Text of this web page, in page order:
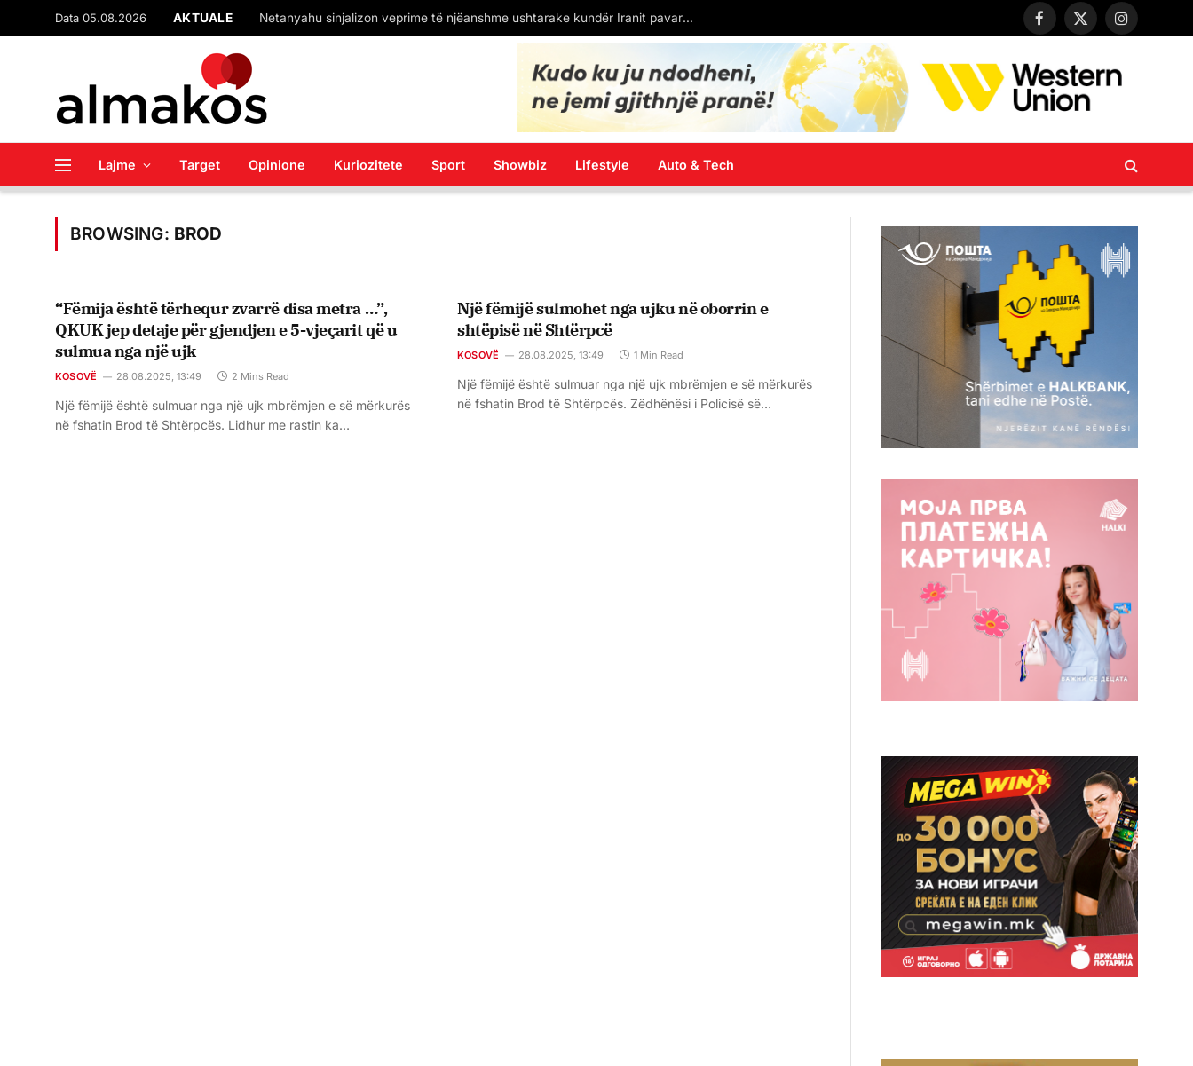
Data 05.08.2026
“U mbajt e fshehtë vdekja e turistes në Palasë”/ Policia e Vlorës reagon pas postimeve në rrjetet sociale: 33-vjeçarja nga Gjermania pësoi arrest kardiak
Facebook
X
Lajme Target Opinione Kuriozitete Sport Showbiz Lifestyle Auto & Tech
BROWSING: BROD
“Fëmija është tërhequr zvarrë disa metra …”,
QKUK jep detaje për gjendjen e 5-vjeçarit që u
sulmua nga një ujk
KOSOVË 28.08.2025, 13:49 2 Mins Read
Një fëmijë është sulmuar nga një ujk mbrëmjen e së mërkurës
në fshatin Brod të Shtërpcës. Lidhur me rastin ka…
Një fëmijë sulmohet nga ujku në oborrin e
shtëpisë në Shtërpcë
KOSOVË 28.08.2025, 13:49 1 Min Read
Një fëmijë është sulmuar nga një ujk mbrëmjen e së mërkurës
në fshatin Brod të Shtërpcës. Zëdhënësi i Policisë së…